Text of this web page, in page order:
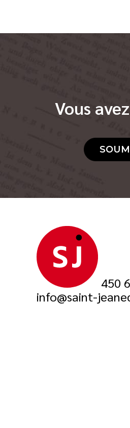
Vous
450
info@saint-